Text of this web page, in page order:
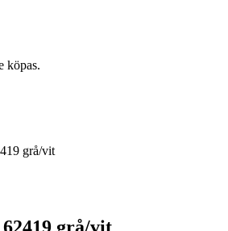
köpas.
grå/vit
grå/vit